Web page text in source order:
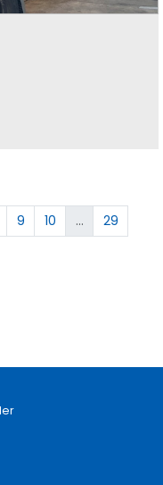
9 10 ...
29